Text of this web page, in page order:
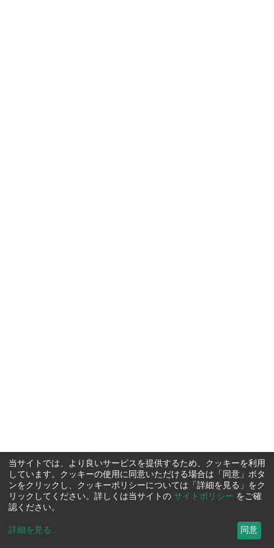
当サイトでは、より良いサービスを提供するため、クッキーを利用
しています。クッキーの使用に同意いただける場合は「同意」ボタ
ンをクリックし、クッキーポリシーについては「詳細を見る」をク
リックしてください。詳しくは当サイトの サイトポリシー をご確
認ください。
詳細を見る ... 同意